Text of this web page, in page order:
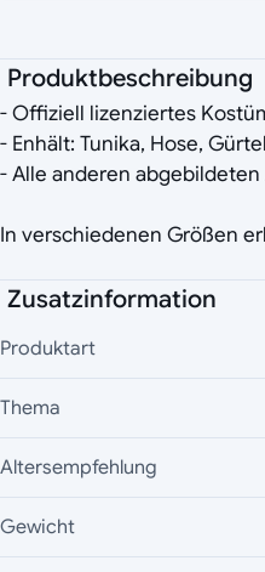
Produktbeschreibung
- Offiziell lizenziertes
- Enhält: Tunika, Hose,
- Alle anderen
In verschiedenen Größen
Zusatzinformation
Produktart
Thema
Altersempfehlung
Gewicht